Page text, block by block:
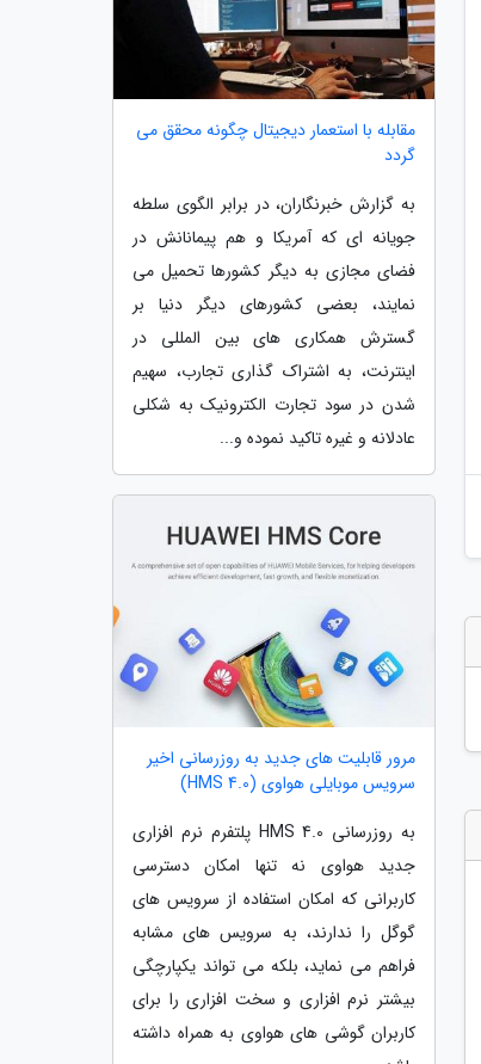
مقابله با استعمار دیجیتال چگونه محقق می
گردد
به گزارش خبرنگاران، در برابر الگوی سلطه
جویانه ای که آمریکا و هم پیمانانش در
فضای مجازی به دیگر کشورها تحمیل می
نمایند، بعضی کشورهای دیگر دنیا بر
گسترش همکاری های بین المللی در
اینترنت، به اشتراک گذاری تجارب، سهیم
شدن در سود تجارت الکترونیک به شکلی
عادلانه و غیره تاکید نموده و...
مرور قابلیت های جدید به روزرسانی اخیر
سرویس موبایلی هواوی (HMS 4.0)
به روزرسانی HMS 4.0 پلتفرم نرم افزاری
جدید هواوی نه تنها امکان دسترسی
کاربرانی که امکان استفاده از سرویس های
گوگل را ندارند، به سرویس های مشابه
فراهم می نماید، بلکه می تواند یکپارچگی
بیشتر نرم افزاری و سخت افزاری را برای
کاربران گوشی های هواوی به همراه داشته